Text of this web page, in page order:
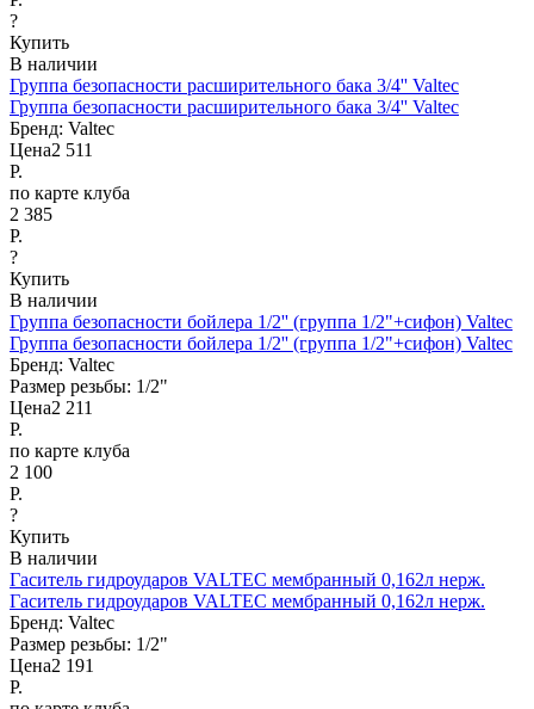
?
Купить
В наличии
Группа безопасности расширительного бака 3/4'' Valtec
Группа безопасности расширительного бака 3/4'' Valtec
Бренд: Valtec
Цена2 511
Р.
по карте клуба
2 385
Р.
?
Купить
В наличии
Группа безопасности бойлера 1/2'' (группа 1/2"+сифон) Valtec
Группа безопасности бойлера 1/2'' (группа 1/2"+сифон) Valtec
Бренд: Valtec
Размер резьбы: 1/2"
Цена2 211
Р.
по карте клуба
2 100
Р.
?
Купить
В наличии
Гаситель гидроударов VALTEC мембранный 0,162л нерж.
Гаситель гидроударов VALTEC мембранный 0,162л нерж.
Бренд: Valtec
Размер резьбы: 1/2"
Цена2 191
Р.